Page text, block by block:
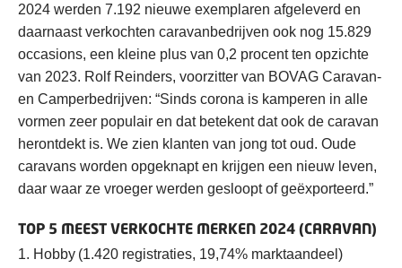
2024 werden 7.192 nieuwe exemplaren afgeleverd en
daarnaast verkochten caravanbedrijven ook nog 15.829
occasions, een kleine plus van 0,2 procent ten opzichte
van 2023. Rolf Reinders, voorzitter van BOVAG Caravan-
en Camperbedrijven: “Sinds corona is kamperen in alle
vormen zeer populair en dat betekent dat ook de caravan
herontdekt is. We zien klanten van jong tot oud. Oude
caravans worden opgeknapt en krijgen een nieuw leven,
daar waar ze vroeger werden gesloopt of geëxporteerd.”
TOP 5 MEEST VERKOCHTE MERKEN 2024 (CARAVAN)
1. Hobby (1.420 registraties, 19,74% marktaandeel)